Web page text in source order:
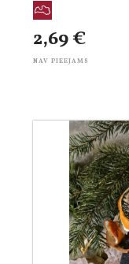
2,69 €
NAV PIEEJAMS